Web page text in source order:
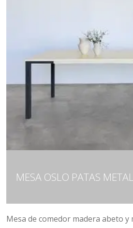
MESA OSLO PATAS
Mesa de comedor madera abeto y